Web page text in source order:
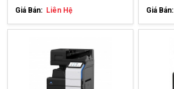
Giá Bán: Liên Hệ Giá Bán: